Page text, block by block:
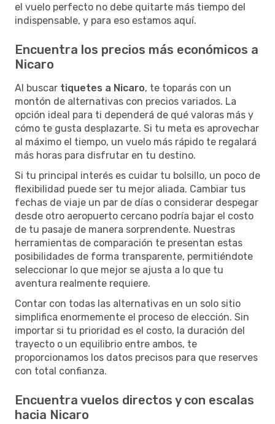
el vuelo perfecto no debe quitarte más tiempo del
indispensable, y para eso estamos aquí.
Encuentra los precios más económicos a
Nicaro
Al buscar tiquetes a Nicaro, te toparás con un
montón de alternativas con precios variados. La
opción ideal para ti dependerá de qué valoras más y
cómo te gusta desplazarte. Si tu meta es aprovechar
al máximo el tiempo, un vuelo más rápido te regalará
más horas para disfrutar en tu destino.
Si tu principal interés es cuidar tu bolsillo, un poco de
flexibilidad puede ser tu mejor aliada. Cambiar tus
fechas de viaje un par de días o considerar despegar
desde otro aeropuerto cercano podría bajar el costo
de tu pasaje de manera sorprendente. Nuestras
herramientas de comparación te presentan estas
posibilidades de forma transparente, permitiéndote
seleccionar lo que mejor se ajusta a lo que tu
aventura realmente requiere.
Contar con todas las alternativas en un solo sitio
simplifica enormemente el proceso de elección. Sin
importar si tu prioridad es el costo, la duración del
trayecto o un equilibrio entre ambos, te
proporcionamos los datos precisos para que reserves
con total confianza.
Encuentra vuelos directos y con escalas
hacia Nicaro